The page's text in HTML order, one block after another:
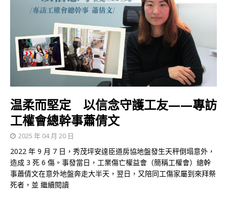
温柔而堅定 以信念守護工友——專訪
工權會總幹事蕭倩文
2025 年 04 月 20 日
2022 年 9 月 7 日，秀茂坪安達臣道房協地盤發生天秤倒塌意外，
造成 3 死 6 傷。事發當日，工業傷亡權益會（簡稱工權會）總幹
事蕭倩文在意外地盤奔走大半天，翌日，又陪同工傷家屬到來拜祭
死者，並 繼續閱讀